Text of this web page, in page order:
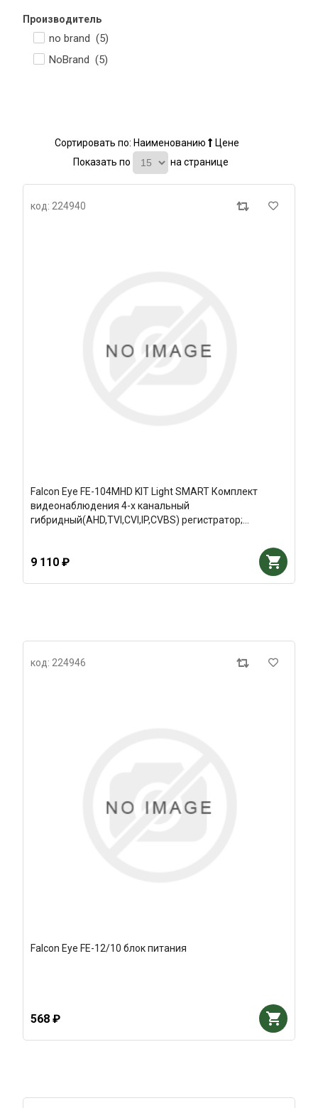
Производитель
no brand (5)
NoBrand (5)
Сортировать по: Наименованию
Цене
Показать по
на странице
код: 224940
Falcon Eye FE-104MHD KIT Light SMART Комплект
видеонаблюдения 4-х канальный
гибридный(AHD,TVI,CVI,IP,CVBS) регистратор;
9 110 ₽
код: 224946
Falcon Eye FE-12/10 блок питания
568 ₽